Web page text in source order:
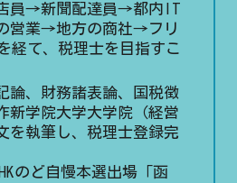
員→新聞配達員→都内IT
営業→地方の商社→フリ
経て、税理士を目指すこ
論、財務諸表論、国税徴
新学院大学大学院（経営
を執筆し、税理士登録完
のど自慢本選出場「函